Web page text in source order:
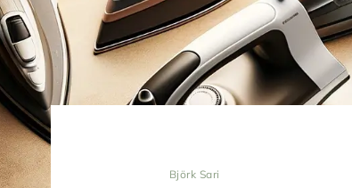
Björk Sari